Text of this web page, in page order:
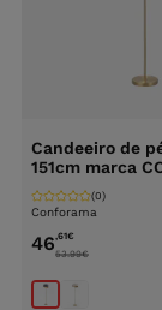
Candeeiro de
151cm marca
Conforama
(0)
46,61€
53.99€